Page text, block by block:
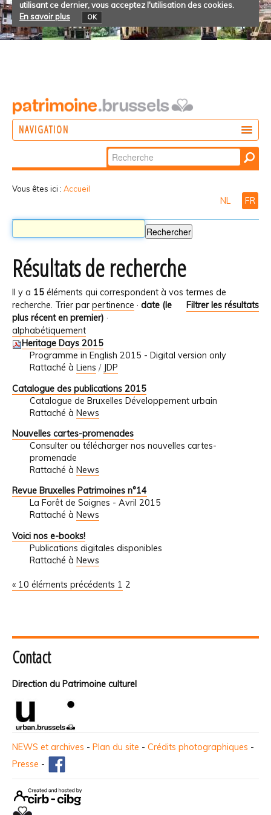
utilisant ce dernier, vous acceptez l'utilisation des cookies.
En savoir plus
OK
NAVIGATION
Chercher par
Recherche
Vous êtes ici : Accueil
NL FR
Résultats de recherche
Il y a 15 éléments qui correspondent à vos termes de
recherche.
Filtrer les résultats
Trier par pertinence · date (le
plus récent en premier) ·
alphabétiquement
Heritage Days 2015
Programme in English 2015 - Digital version only
Rattaché à Liens / JDP
Catalogue des publications 2015
Catalogue de Bruxelles Développement urbain
Rattaché à News
Nouvelles cartes-promenades
Consulter ou télécharger nos nouvelles cartes-
promenade
Rattaché à News
Revue Bruxelles Patrimoines n°14
La Forêt de Soignes - Avril 2015
Rattaché à News
Voici nos e-books!
Publications digitales disponibles
Rattaché à News
« 10 éléments précédents 1 2
Contact
Direction du Patrimoine culturel
NEWS et archives - Plan du site - Crédits photographiques -
Presse -